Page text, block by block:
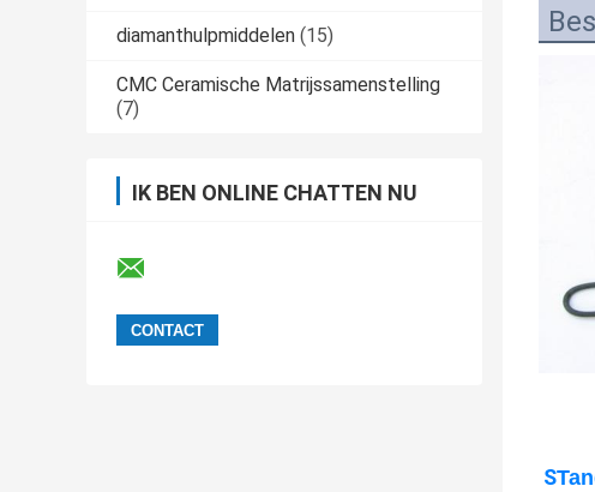
diamanthulpmiddelen (15)
CMC Ceramische Matrijssamenstelling
(7)
IK BEN ONLINE CHATTEN NU
S